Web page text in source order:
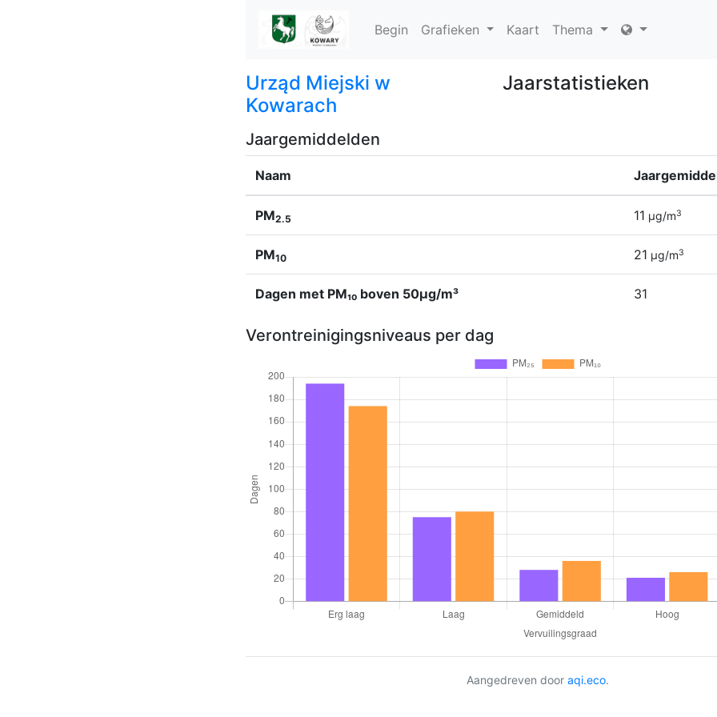
Begin Grafieken Kaart Thema
Urząd Miejski w
Kowarach
Jaarstatistieken
Jaargemiddelden
Naam
PM2.5 11 µg/m3
PM10 21 µg/m3
Dagen met PM₁₀ boven 50µg/m³ 31
Verontreinigingsniveaus per dag
Aangedreven door aqi.eco.